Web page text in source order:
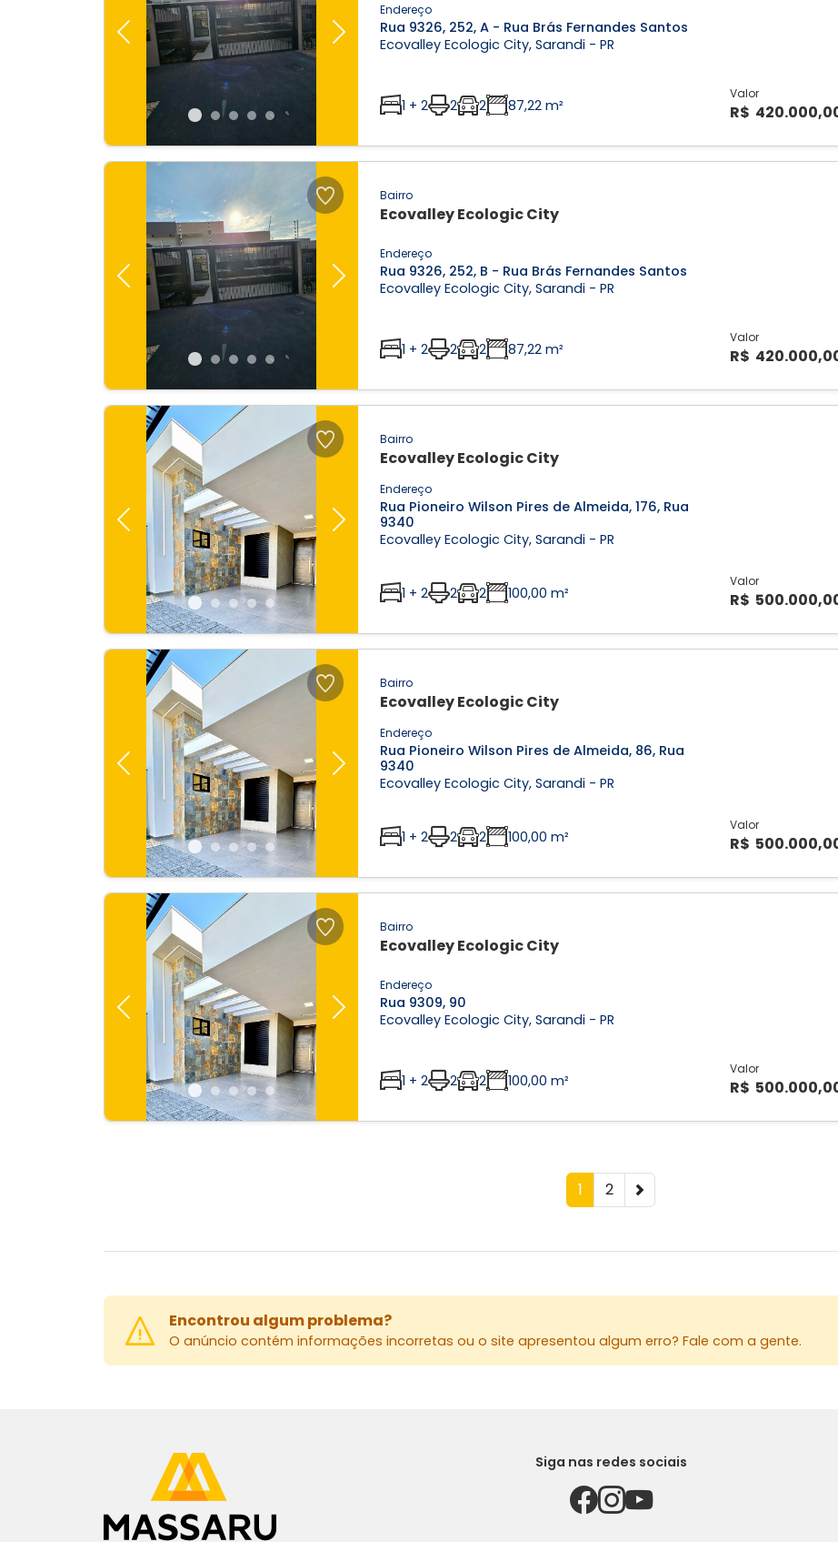
Previous Next
Endereço
Rua 9326, 252, A - Rua Brás Fernandes Santos
Ecovalley Ecologic City, Sarandi - PR
1 + 2 2 2 87,22 m²
Valor
R$
Previous Next
Bairro
Ecovalley Ecologic City
Endereço
Rua 9326, 252, B - Rua Brás Fernandes Santos
Ecovalley Ecologic City, Sarandi - PR
1 + 2 2 2 87,22 m²
Valor
R$
Previous Next
Bairro
Ecovalley Ecologic City
Endereço
Rua Pioneiro Wilson Pires de Almeida, 176, Rua
9340
Ecovalley Ecologic City, Sarandi - PR
1 + 2 2 2 100,00 m²
Valor
R$
Previous Next
Bairro
Ecovalley Ecologic City
Endereço
Rua Pioneiro Wilson Pires de Almeida, 86, Rua
9340
Ecovalley Ecologic City, Sarandi - PR
1 + 2 2 2 100,00 m²
Valor
R$
Previous Next
Bairro
Ecovalley Ecologic City
Endereço
Rua 9309, 90
Ecovalley Ecologic City, Sarandi - PR
1 + 2 2 2 100,00 m²
Valor
R$
1 2
Encontrou algum problema?
O anúncio contém informações incorretas ou o site apresentou algum erro? Fale com a gente.
Siga nas redes sociais